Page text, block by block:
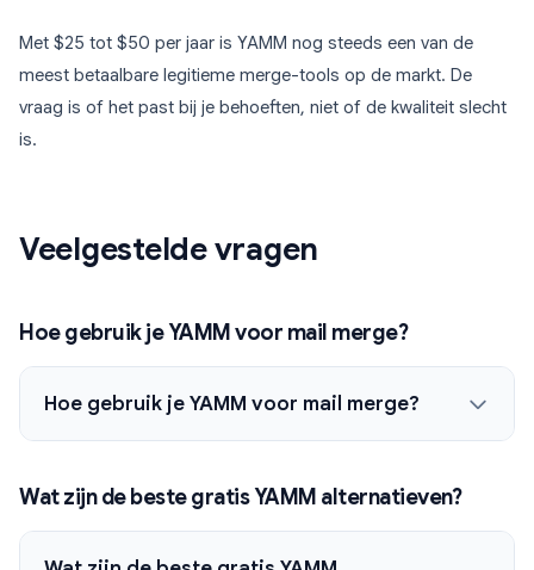
Met $25 tot $50 per jaar is YAMM nog steeds een van de
meest betaalbare legitieme merge-tools op de markt. De
vraag is of het past bij je behoeften, niet of de kwaliteit slecht
is.
Veelgestelde vragen
Hoe gebruik je YAMM voor mail merge?
Hoe gebruik je YAMM voor mail merge?
Wat zijn de beste gratis YAMM alternatieven?